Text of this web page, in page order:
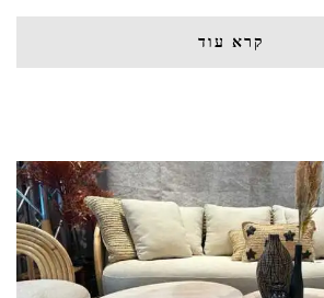
קרא עוד